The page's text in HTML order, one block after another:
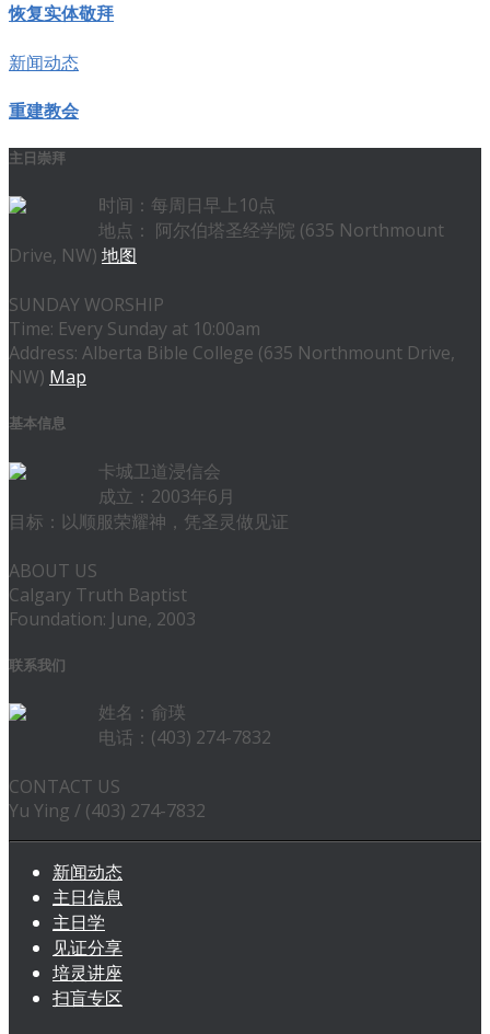
恢复实体敬拜
新闻动态
重建教会
主日崇拜
时间：每周日早上10点
地点： 阿尔伯塔圣经学院 (635 Northmount
Drive, NW) 地图
SUNDAY WORSHIP
Time: Every Sunday at 10:00am
Address: Alberta Bible College (635 Northmount Drive,
NW) Map
基本信息
卡城卫道浸信会
成立：2003年6月
目标：以顺服荣耀神，凭圣灵做见证
ABOUT US
Calgary Truth Baptist
Foundation: June, 2003
联系我们
姓名：俞瑛
电话：(403) 274-7832
CONTACT US
Yu Ying / (403) 274-7832
新闻动态
主日信息
主日学
见证分享
培灵讲座
扫盲专区